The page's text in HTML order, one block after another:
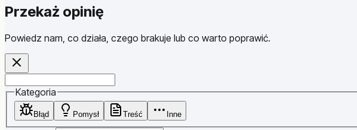
Przekaż opinię
Powiedz nam, co działa, czego brakuje lub co warto poprawić.
Website
Kategoria
Błąd Pomysł Treść Inne